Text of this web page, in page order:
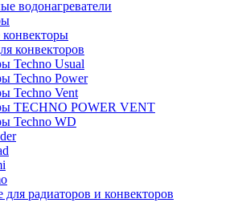
водонагреватели
конвекторов
Techno Usual
Techno Power
Techno Vent
TECHNO POWER VENT
Techno WD
радиаторов и конвекторов